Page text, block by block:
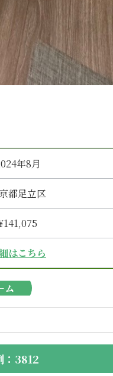
年8月
都足立区
はこちら
ム
3812